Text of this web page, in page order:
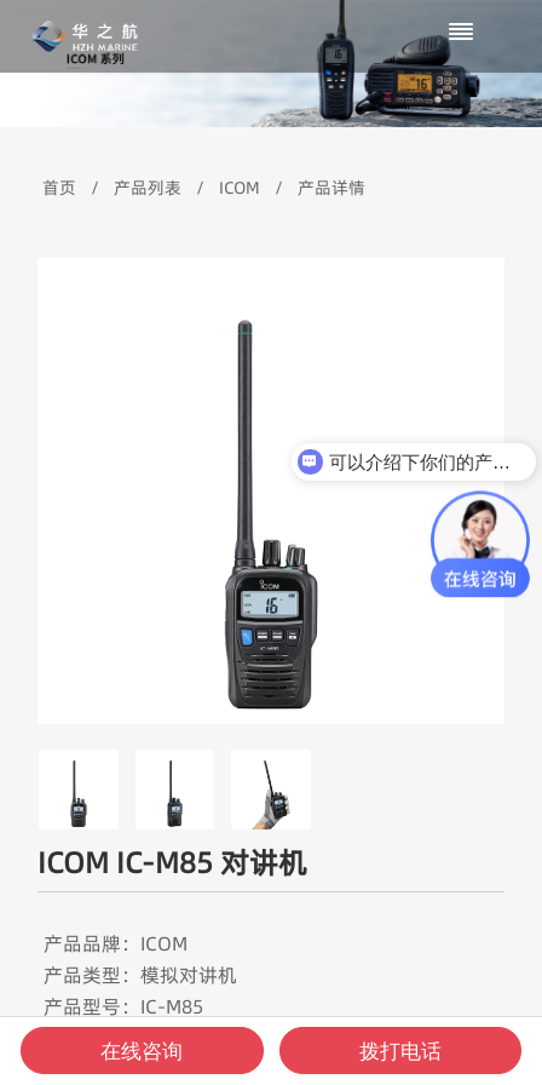
首页 / 产品列表 / ICOM / 产品详情
ICOM IC-M85 对讲机
产品品牌：ICOM
产品类型：模拟对讲机
产品型号：IC-M85
产品频段：VHF频段
可以介绍下你们的产品么？
在线咨询 拨打电话